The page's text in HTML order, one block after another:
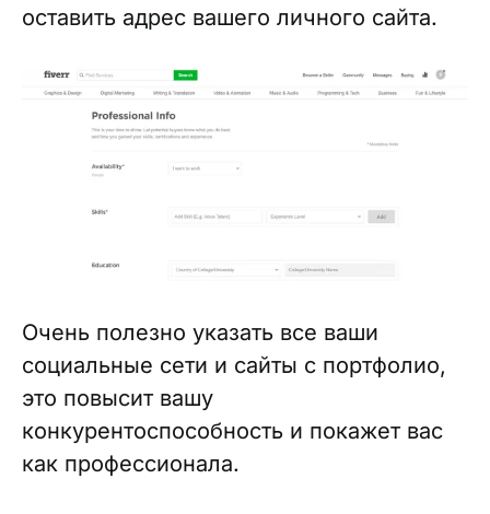
оставить адрес вашего личного сайта.
Очень полезно указать все ваши
социальные сети и сайты с портфолио,
это повысит вашу
конкурентоспособность и покажет вас
как профессионала.